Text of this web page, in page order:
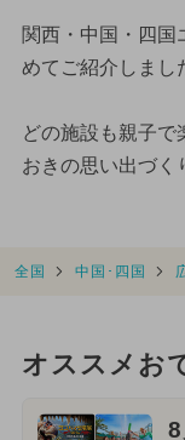
関西・中国・四国
めてご紹介しまし
どの施設も親子
おきの思い出づく
全国 中国･四国
オススメお